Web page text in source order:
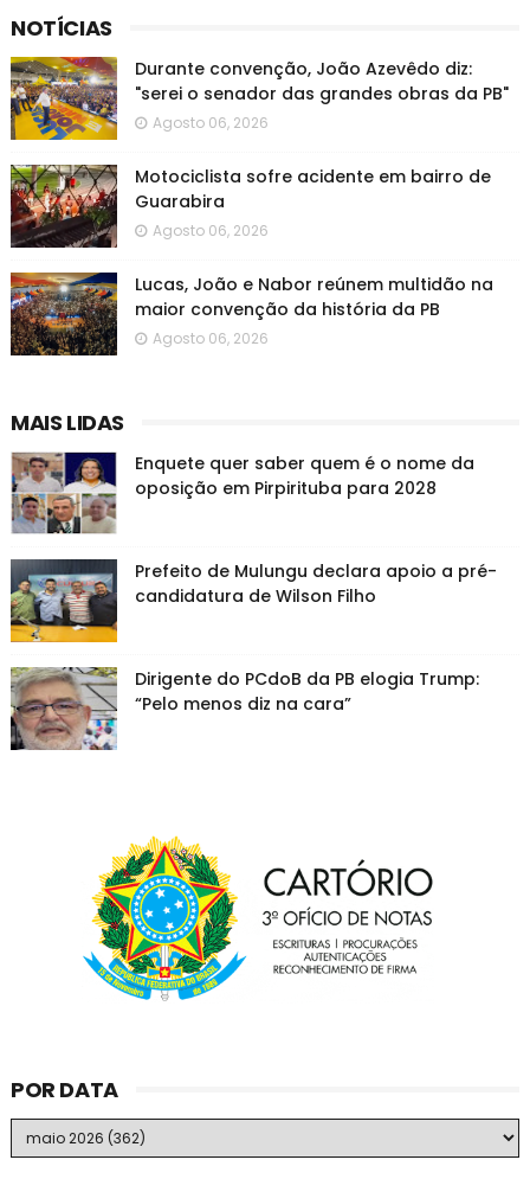
NOTÍCIAS
Durante convenção, João Azevêdo diz:
"serei o senador das grandes obras da PB"
Agosto 06, 2026
Motociclista sofre acidente em bairro de
Guarabira
Agosto 06, 2026
Lucas, João e Nabor reúnem multidão na
maior convenção da história da PB
Agosto 06, 2026
MAIS LIDAS
Enquete quer saber quem é o nome da
oposição em Pirpirituba para 2028
Prefeito de Mulungu declara apoio a pré-
candidatura de Wilson Filho
Dirigente do PCdoB da PB elogia Trump:
“Pelo menos diz na cara”
POR DATA